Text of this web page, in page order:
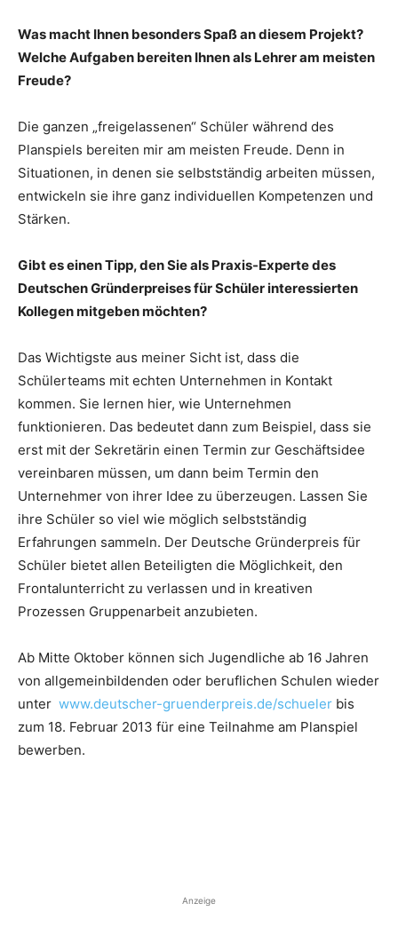
Was macht Ihnen besonders Spaß an diesem Projekt?
Welche Aufgaben bereiten Ihnen als Lehrer am meisten
Freude?
Die ganzen „freigelassenen“ Schüler während des
Planspiels bereiten mir am meisten Freude. Denn in
Situationen, in denen sie selbstständig arbeiten müssen,
entwickeln sie ihre ganz individuellen Kompetenzen und
Stärken.
Gibt es einen Tipp, den Sie als Praxis-Experte des
Deutschen Gründerpreises für Schüler interessierten
Kollegen mitgeben möchten?
Das Wichtigste aus meiner Sicht ist, dass die
Schülerteams mit echten Unternehmen in Kontakt
kommen. Sie lernen hier, wie Unternehmen
funktionieren. Das bedeutet dann zum Beispiel, dass sie
erst mit der Sekretärin einen Termin zur Geschäftsidee
vereinbaren müssen, um dann beim Termin den
Unternehmer von ihrer Idee zu überzeugen. Lassen Sie
ihre Schüler so viel wie möglich selbstständig
Erfahrungen sammeln. Der Deutsche Gründerpreis für
Schüler bietet allen Beteiligten die Möglichkeit, den
Frontalunterricht zu verlassen und in kreativen
Prozessen Gruppenarbeit anzubieten.
Ab Mitte Oktober können sich Jugendliche ab 16 Jahren
von allgemeinbildenden oder beruflichen Schulen wieder
unter www.deutscher-gruenderpreis.de/schueler bis
zum 18. Februar 2013 für eine Teilnahme am Planspiel
bewerben.
Anzeige